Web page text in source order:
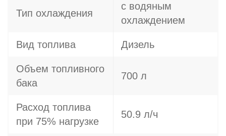
Тип охлаждения
с водяным
охлаждением
Вид топлива Дизель
Объем топливного
бака
700 л
Расход топлива
при 75% нагрузке
50.9 л/ч